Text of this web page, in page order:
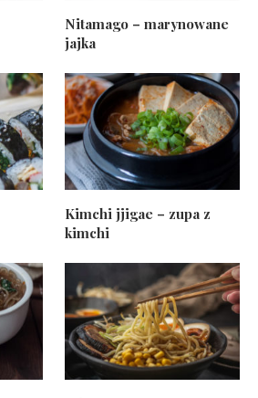
Nitamago – marynowane
jajka
Kimchi jjigae – zupa z
kimchi